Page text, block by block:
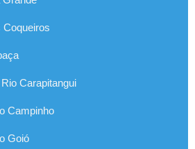
Coqueiros
Carapitangui
Campinho
Goió